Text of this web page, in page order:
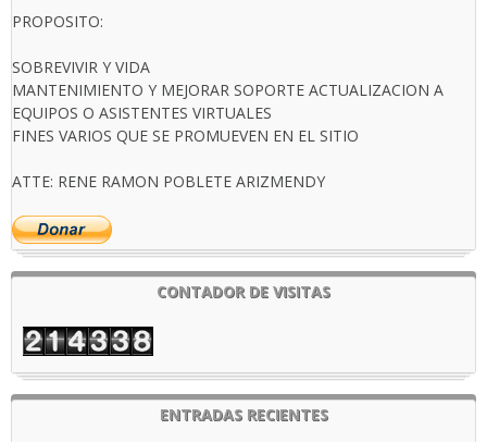
PROPOSITO:
SOBREVIVIR Y VIDA
MANTENIMIENTO Y MEJORAR SOPORTE ACTUALIZACION A
EQUIPOS O ASISTENTES VIRTUALES
FINES VARIOS QUE SE PROMUEVEN EN EL SITIO
ATTE: RENE RAMON POBLETE ARIZMENDY
CONTADOR DE VISITAS
ENTRADAS RECIENTES